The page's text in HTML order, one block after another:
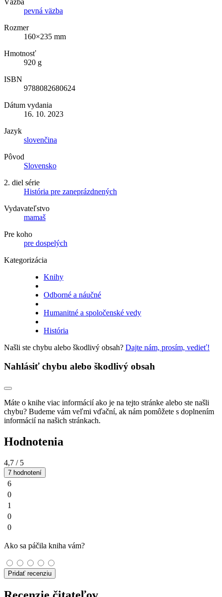
pevná väzba
Rozmer
160×235 mm
Hmotnosť
920 g
ISBN
9788082680624
Dátum vydania
16. 10. 2023
Jazyk
slovenčina
Pôvod
Slovensko
2. diel série
História pre zaneprázdnených
Vydavateľstvo
mamaš
Pre koho
pre dospelých
Kategorizácia
Knihy
Odborné a náučné
Humanitné a spoločenské vedy
História
Našli ste chybu alebo škodlivý obsah? Dajte nám, prosím, vedieť!
Nahlásiť chybu alebo škodlivý obsah
Máte o knihe viac informácií ako je na tejto stránke alebo ste našli
chybu? Budeme vám veľmi vďační, ak nám pomôžete s doplnením
informácií na našich stránkach.
Hodnotenia
4,7 / 5
7 hodnotení
6
0
1
0
0
Ako sa páčila kniha vám?
Pridať recenziu